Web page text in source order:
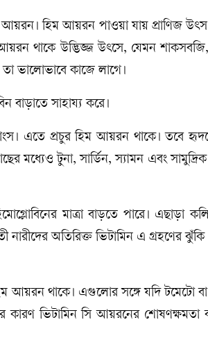
হিম আয়রন পাওয়া যায় প্রাণিজ
থাকে উদ্ভিজ্জ উৎসে, যেমন
ভালোভাবে কাজে লাগে।
বাড়াতে সাহায্য করে।
এতে প্রচুর হিম আয়রন থাকে। তবে
মধ্যেও টুনা, সার্ডিন, স্যামন এবং
মাত্রা বাড়তে পারে। এছাড়া
অতিরিক্ত ভিটামিন এ গ্রহণের ঝুঁকি
থাকে। এগুলোর সঙ্গে যদি টমেটো
ভিটামিন সি আয়রনের শোষণক্ষমতা